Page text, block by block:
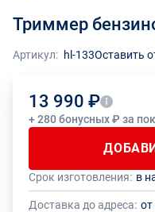
Триммер
Артикул: hl-133Оставить
13 990 ₽
+ 280 бонусных ₽ за
Общее количество
На данный товар
Срок изготовления: в
Доставка до адреса: от